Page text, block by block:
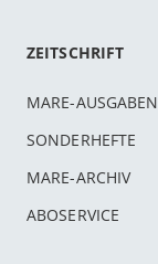
ZEITSCHRIFT
MARE-AUSGABEN
SONDERHEFTE
MARE-ARCHIV
ABOSERVICE